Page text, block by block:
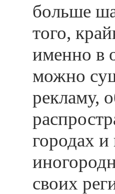
больше
того,
именно в
можно
рекламу,
городах
своих